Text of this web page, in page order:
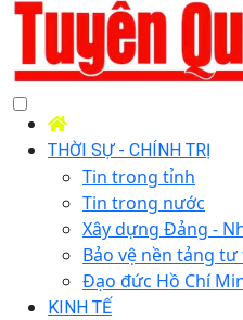
THỜI SỰ - CHÍNH TRỊ
Tin trong tỉnh
Tin trong nước
Xây dựng Đảng -
Bảo vệ nền tảng
Đạo đức Hồ Chí
KINH TẾ